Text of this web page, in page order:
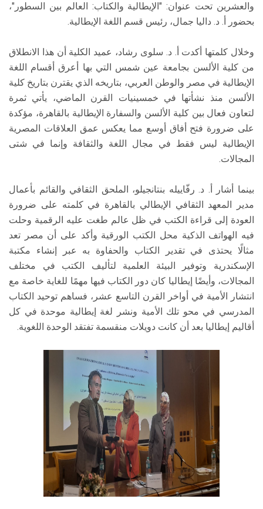
والعشرين تحت عنوان: "الإيطالية والكتاب: العالم بين السطور"،
بحضور أ. د. داليا جمال، رئيس قسم اللغة الإيطالية.
وخلال كلمتها أكدت أ. د. سلوى رشاد، عميد الكلية أن هذا الانطلاق
من كلية الألسن بجامعة عين شمس التي بها أعرق أقسام اللغة
الإيطالية في مصر والوطن العربي، بتاريخه الذي يقترن بتاريخ كلية
الألسن منذ نشأتها في خمسينيات القرن الماضي، يأتي ثمرة
لتعاون فعال بين كلية الألسن والسفارة الإيطالية بالقاهرة، مؤكدة
على ضرورة فتح أفاق أوسع مما يعكس عمق العلاقات المصرية
الإيطالية ليس فقط في مجال اللغة والثقافة وإنما في شتى
المجالات.
بينما أشار أ. د. رفّاييله بنتانجيلو، الملحق الثقافي والقائم بأعمال
مدير المعهد الثقافي الإيطالي بالقاهرة في كلمته على ضرورة
العودة إلى قراءة الكتب في ظل عالم طغت عليه الرقمية وحلت
فيه الهواتف الذكية محل الكتب الورقية وأكد على أن مصر تعد
مثالًا يحتذى في تقدير الكتاب والحفاوة به عبر إنشاء مكتبة
الإسكندرية وتوفير البيئة العلمية لتأليف الكتب في مختلف
المجالات، وأيضًا إيطاليا كان دور الكتاب فيها مهمًا للغاية خاصة مع
انتشار الأمية في أواخر القرن التاسع عشر، فساهم توحيد الكتاب
المدرسي في محو تلك الأمية ونشر لغة إيطالية موحدة في كل
أقاليم إيطاليا بعد أن كانت دويلات منقسمة تفتقد الوحدة اللغوية.